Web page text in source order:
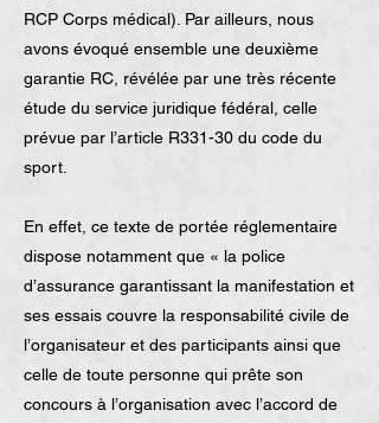
RCP Corps médical). Par ailleurs, nous
avons évoqué ensemble une deuxième
garantie RC, révélée par une très récente
étude du service juridique fédéral, celle
prévue par l’article R331-30 du code du
sport.
En effet, ce texte de portée réglementaire
dispose notamment que « la police
d’assurance garantissant la manifestation et
ses essais couvre la responsabilité civile de
l’organisateur et des participants ainsi que
celle de toute personne qui prête son
concours à l’organisation avec l’accord de